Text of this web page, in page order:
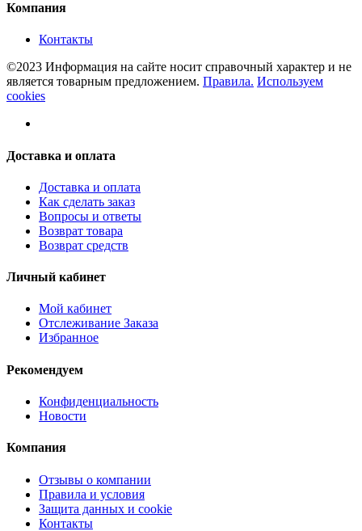
Компания
Контакты
©2023 Информация на сайте носит справочный характер и не
является товарным предложением. Правила. Используем
cookies
Доставка и оплата
Доставка и оплата
Как сделать заказ
Вопросы и ответы
Возврат товара
Возврат средств
Личный кабинет
Мой кабинет
Отслеживание Заказа
Избранное
Рекомендуем
Конфиденциальность
Новости
Компания
Отзывы о компании
Правила и условия
Защита данных и cookie
Контакты